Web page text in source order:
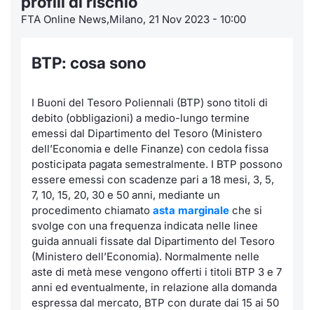
FTA Online News,Milano, 21 Nov 2023 - 10:00
BTP: cosa sono
I Buoni del Tesoro Poliennali (BTP) sono titoli di
debito (obbligazioni) a medio-lungo termine
emessi dal Dipartimento del Tesoro (Ministero
dell’Economia e delle Finanze) con cedola fissa
posticipata pagata semestralmente. I BTP possono
essere emessi con scadenze pari a 18 mesi, 3, 5,
7, 10, 15, 20, 30 e 50 anni, mediante un
procedimento chiamato asta marginale che si
svolge con una frequenza indicata nelle linee
guida annuali fissate dal Dipartimento del Tesoro
(Ministero dell’Economia). Normalmente nelle
aste di metà mese vengono offerti i titoli BTP 3 e 7
anni ed eventualmente, in relazione alla domanda
espressa dal mercato, BTP con durate dai 15 ai 50
Cambi
BUND
BTP
RFQ
Spread
Notizie e Formazione
Chi siamo
Mifid 2